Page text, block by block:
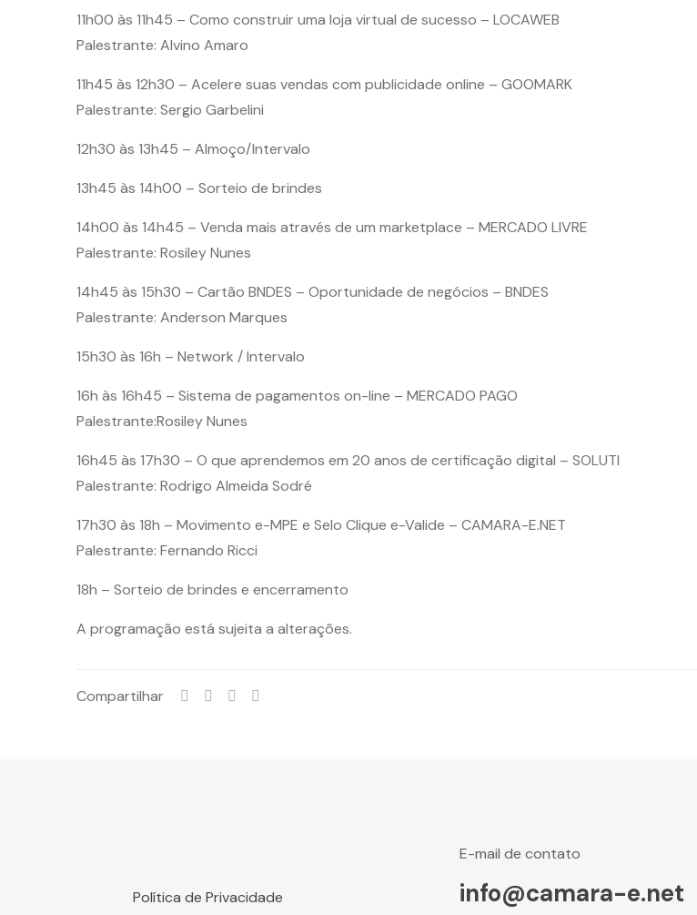
11h00 às 11h45 – Como construir uma loja virtual de sucesso – LOCAWEB
Palestrante: Alvino Amaro
11h45 às 12h30 – Acelere suas vendas com publicidade online – GOOMARK
Palestrante: Sergio Garbelini
12h30 às 13h45 – Almoço/Intervalo
13h45 às 14h00 – Sorteio de brindes
14h00 às 14h45 – Venda mais através de um marketplace – MERCADO LIVRE
Palestrante: Rosiley Nunes
14h45 às 15h30 – Cartão BNDES – Oportunidade de negócios – BNDES
Palestrante: Anderson Marques
15h30 às 16h – Network / Intervalo
16h às 16h45 – Sistema de pagamentos on-line – MERCADO PAGO
Palestrante:Rosiley Nunes
16h45 às 17h30 – O que aprendemos em 20 anos de certificação digital – SOLUTI
Palestrante: Rodrigo Almeida Sodré
17h30 às 18h – Movimento e-MPE e Selo Clique e-Valide – CAMARA-E.NET
Palestrante: Fernando Ricci
18h – Sorteio de brindes e encerramento
A programação está sujeita a alterações.
Compartilhar
Política de Privacidade
E-mail de contato
info@camara-e.net